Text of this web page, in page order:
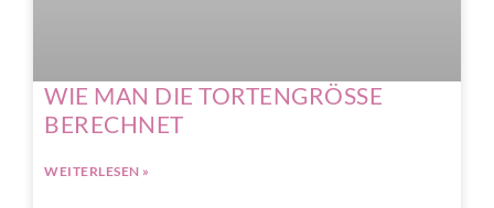
WIE MAN DIE TORTENGRÖSSE
BERECHNET
WEITERLESEN »